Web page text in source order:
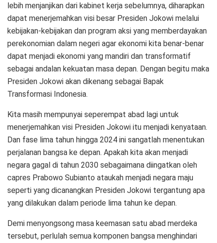
lebih menjanjikan dari kabinet kerja sebelumnya, diharapkan
dapat menerjemahkan visi besar Presiden Jokowi melalui
kebijakan-kebijakan dan program aksi yang memberdayakan
perekonomian dalam negeri agar ekonomi kita benar-benar
dapat menjadi ekonomi yang mandiri dan transformatif
sebagai andalan kekuatan masa depan. Dengan begitu maka
Presiden Jokowi akan dikenang sebagai Bapak
Transformasi Indonesia.
Kita masih mempunyai seperempat abad lagi untuk
menerjemahkan visi Presiden Jokowi itu menjadi kenyataan.
Dan fase lima tahun hingga 2024 ini sangatlah menentukan
perjalanan bangsa ke depan. Apakah kita akan menjadi
negara gagal di tahun 2030 sebagaimana diingatkan oleh
capres Prabowo Subianto ataukah menjadi negara maju
seperti yang dicanangkan Presiden Jokowi tergantung apa
yang dilakukan dalam periode lima tahun ke depan.
Demi menyongsong masa keemasan satu abad merdeka
tersebut, perlulah semua komponen bangsa menghindari